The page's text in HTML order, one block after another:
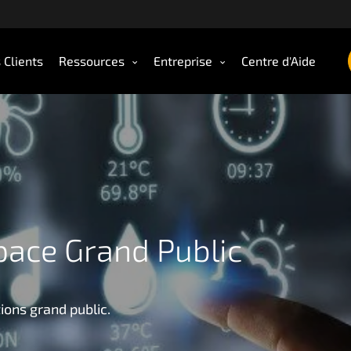
Clients Ressources Entreprise Centre d'Aide
Grand Public
grand public.